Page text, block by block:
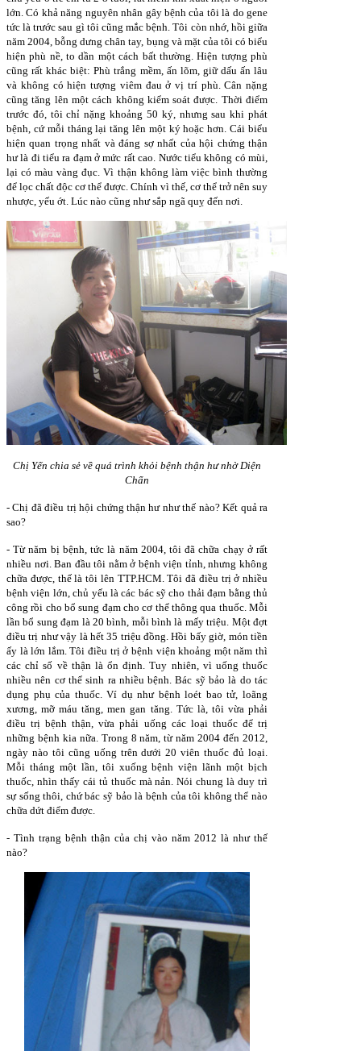
lớn. Có khả năng nguyên nhân gây bệnh của tôi là do gene
tức là trước sau gì tôi cũng mắc bệnh. Tôi còn nhớ, hồi giữa
năm 2004, bỗng dưng chân tay, bụng và mặt của tôi có biểu
hiện phù nề, to dần một cách bất thường. Hiện tượng phù
cũng rất khác biệt: Phù trắng mềm, ấn lõm, giữ dấu ấn lâu
và không có hiện tượng viêm đau ở vị trí phù. Cân nặng
cũng tăng lên một cách không kiểm soát được. Thời điểm
trước đó, tôi chỉ nặng khoảng 50 ký, nhưng sau khi phát
bệnh, cứ mỗi tháng lại tăng lên một ký hoặc hơn. Cái biểu
hiện quan trọng nhất và đáng sợ nhất của hội chứng thận
hư là đi tiểu ra đạm ở mức rất cao. Nước tiểu không có mùi,
lại có màu vàng đục. Vì thận không làm việc bình thường
để lọc chất độc cơ thể được. Chính vì thế, cơ thể trở nên suy
nhược, yếu ớt. Lúc nào cũng như sắp ngã quỵ đến nơi.
Chị Yến chia sẻ về quá trình khỏi bệnh thận hư nhờ Diện
Chẩn
- Chị đã điều trị hội chứng thận hư như thế nào? Kết quả ra
sao?
- Từ năm bị bệnh, tức là năm 2004, tôi đã chữa chạy ở rất
nhiều nơi. Ban đầu tôi nằm ở bệnh viện tỉnh, nhưng không
chữa được, thế là tôi lên TTP.HCM. Tôi đã điều trị ở nhiều
bệnh viện lớn, chủ yếu là các bác sỹ cho thải đạm bằng thủ
công rồi cho bổ sung đạm cho cơ thể thông qua thuốc. Mỗi
lần bổ sung đạm là 20 bình, mỗi bình là mấy triệu. Một đợt
điều trị như vậy là hết 35 triệu đồng. Hồi bấy giờ, món tiền
ấy là lớn lắm. Tôi điều trị ở bệnh viện khoảng một năm thì
các chỉ số về thận là ổn định. Tuy nhiên, vì uống thuốc
nhiều nên cơ thể sinh ra nhiều bệnh. Bác sỹ bảo là do tác
dụng phụ của thuốc. Ví dụ như bệnh loét bao tử, loãng
xương, mỡ máu tăng, men gan tăng. Tức là, tôi vừa phải
điều trị bệnh thận, vừa phải uống các loại thuốc để trị
những bệnh kia nữa. Trong 8 năm, từ năm 2004 đến 2012,
ngày nào tôi cũng uống trên dưới 20 viên thuốc đủ loại.
Mỗi tháng một lần, tôi xuống bệnh viện lãnh một bịch
thuốc, nhìn thấy cái tủ thuốc mà nản. Nói chung là duy trì
sự sống thôi, chứ bác sỹ bảo là bệnh của tôi không thể nào
chữa dứt điểm được.
- Tình trạng bệnh thận của chị vào năm 2012 là như thế
nào?